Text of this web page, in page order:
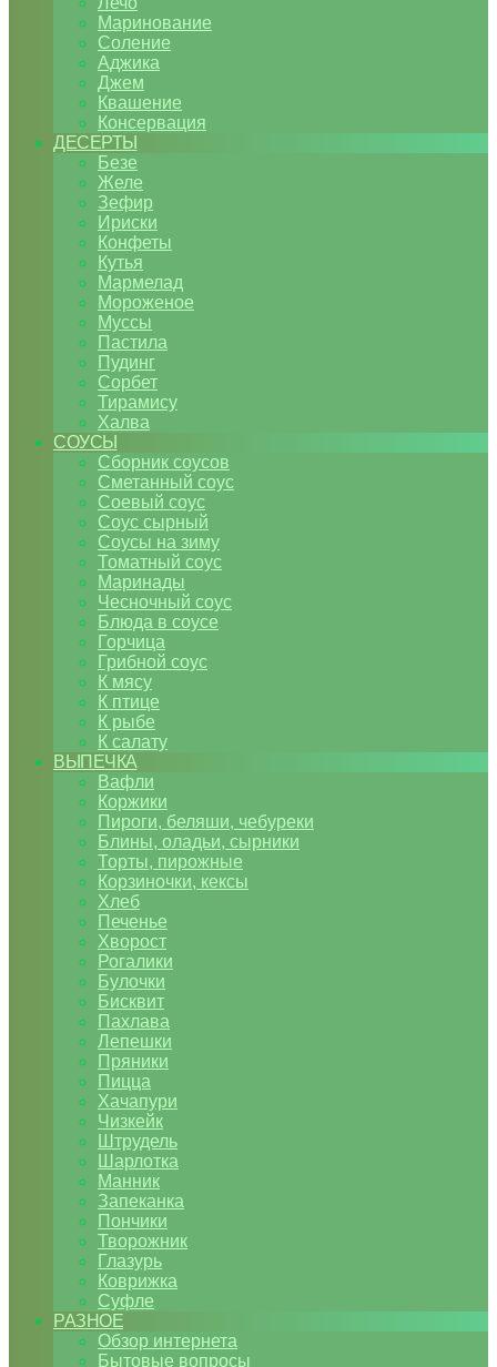
Маринование
Соление
Аджика
Джем
Квашение
Консервация
ДЕСЕРТЫ
Безе
Желе
Зефир
Ириски
Конфеты
Кутья
Мармелад
Мороженое
Муссы
Пастила
Пудинг
Сорбет
Тирамису
Халва
СОУСЫ
Сборник соусов
Сметанный соус
Соевый соус
Соус сырный
Соусы на зиму
Томатный соус
Маринады
Чесночный соус
Блюда в соусе
Горчица
Грибной соус
К мясу
К птице
К рыбе
К салату
ВЫПЕЧКА
Вафли
Коржики
Пироги, беляши, чебуреки
Блины, оладьи, сырники
Торты, пирожные
Корзиночки, кексы
Хлеб
Печенье
Хворост
Рогалики
Булочки
Бисквит
Пахлава
Лепешки
Пряники
Пицца
Хачапури
Чизкейк
Штрудель
Шарлотка
Манник
Запеканка
Пончики
Творожник
Глазурь
Коврижка
Суфле
РАЗНОЕ
Обзор интернета
Бытовые вопросы